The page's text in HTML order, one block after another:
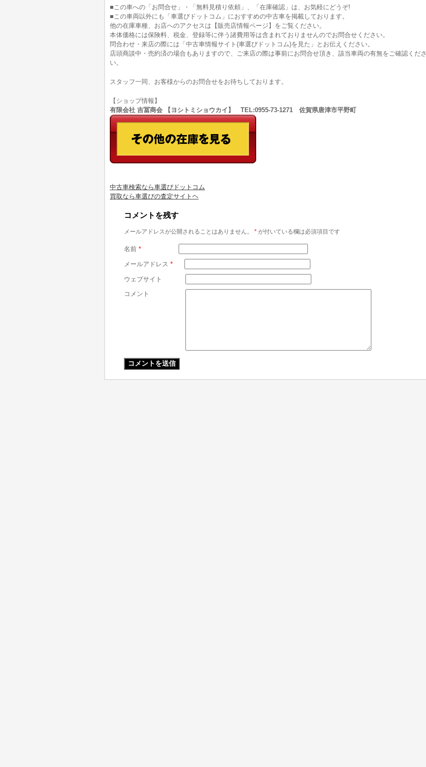
■この車への「お問合せ」・「無料見積り依頼」、「在庫確認」は、お気軽にどうぞ!
■この車両以外にも「車選びドットコム」におすすめの中古車を掲載しております。
他の在庫車種、お店へのアクセスは【販売店情報ページ】をご覧ください。
本体価格には保険料、税金、登録等に伴う諸費用等は含まれておりませんのでお問合せください。
問合わせ・来店の際には「中古車情報サイト(車選びドットコム)を見た」とお伝えください。
店頭商談中・売約済の場合もありますので、ご来店の際は事前にお問合せ頂き、該当車両の有無をご確認くださ
い。
スタッフ一同、お客様からのお問合せをお待ちしております。
【ショップ情報】
有限会社 吉冨商会 【ヨシトミショウカイ】 TEL:0955-73-1271 佐賀県唐津市平野町
中古車検索なら車選びドットコム
買取なら車選びの査定サイトヘ
コメントを残す
メールアドレスが公開されることはありません。 * が付いている欄は必須項目です
名前 *
メールアドレス *
ウェブサイト
コメント